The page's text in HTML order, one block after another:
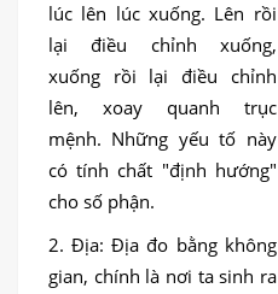
lúc lên lúc xuống. Lên rồi
lại điều chỉnh xuống,
xuống rồi lại điều chỉnh
lên, xoay quanh trục
mệnh. Những yếu tố này
có tính chất "định hướng"
cho số phận.
2. Địa: Địa đo bằng không
gian, chính là nơi ta sinh ra